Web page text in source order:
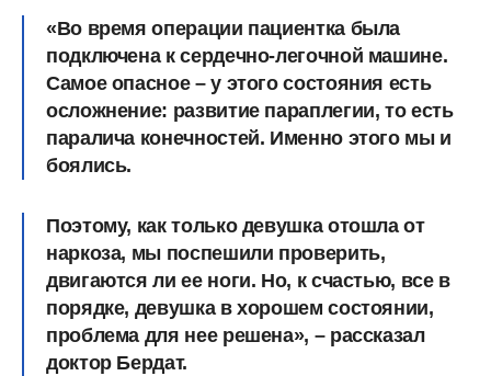
«Во время операции пациентка была
подключена к сердечно-легочной машине.
Самое опасное – у этого состояния есть
осложнение: развитие параплегии, то есть
паралича конечностей. Именно этого мы и
боялись.
Поэтому, как только девушка отошла от
наркоза, мы поспешили проверить,
двигаются ли ее ноги. Но, к счастью, все в
порядке, девушка в хорошем состоянии,
проблема для нее решена», – рассказал
доктор Бердат.